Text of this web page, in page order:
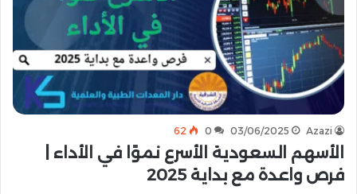
Azazi
03/06/2025
0
62
الأسهم السعودية الأسرع نموًا في الأداء |
فرص واعدة مع بداية 2025